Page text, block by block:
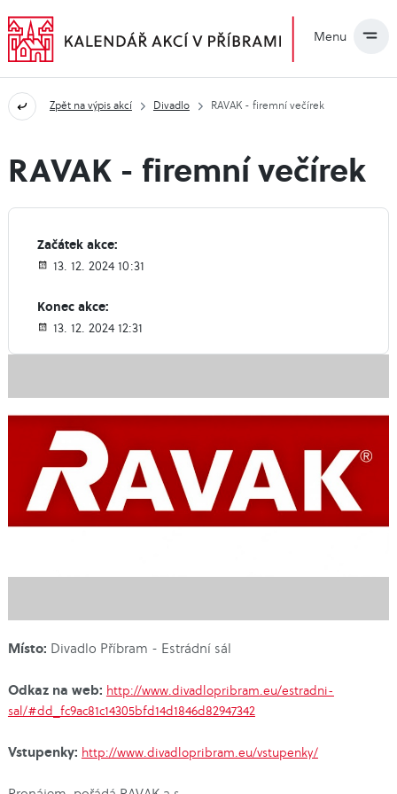
Menu
Zpět na výpis akcí Divadlo RAVAK - firemní večírek
RAVAK - firemní večírek
Začátek akce:
13. 12. 2024 10:31
Konec akce:
13. 12. 2024 12:31
Místo: Divadlo Příbram - Estrádní sál
Odkaz na web: http://www.divadlopribram.eu/estradni-
sal/#dd_fc9ac81c14305bfd14d1846d82947342
Vstupenky: http://www.divadlopribram.eu/vstupenky/